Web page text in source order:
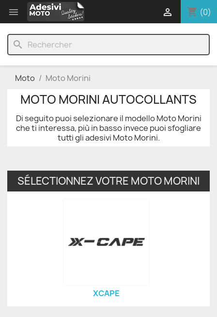
 shopping_cart (0)

search
Moto Moto Morini
MOTO MORINI AUTOCOLLANTS
Di seguito puoi selezionare il modello Moto Morini
che ti interessa, più in basso invece puoi sfogliare
tutti gli adesivi Moto Morini.
SÉLECTIONNEZ VOTRE MOTO MORINI
XCAPE